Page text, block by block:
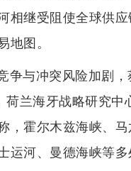
相继受阻使全球供
地图。
争与冲突风险加剧
荷兰海牙战略研究
，霍尔木兹海峡、
运河、曼德海峡等